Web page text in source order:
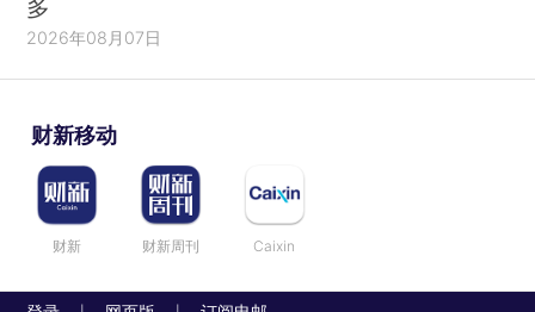
多
2026年08月07日
财新移动
财新 财新周刊 Caixin